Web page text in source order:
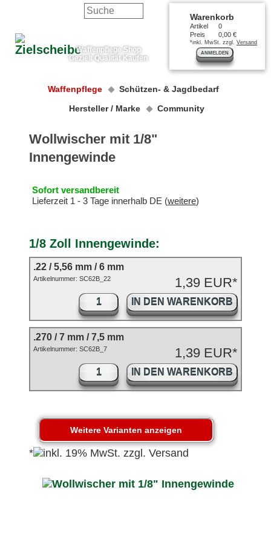
Waffenpflege Shop
Gezielt Qualität Kaufen
Warenkorb
Artikel
0
Preis
0,00 €
*inkl. MwSt. zzgl. Versand
ANMELDEN
Waffenpflege
Schützen- & Jagdbedarf
Hersteller / Marke
Community
Wollwischer mit 1/8"
Innengewinde
Sofort versandbereit
Lieferzeit 1 - 3 Tage innerhalb DE (weitere)
1/8 Zoll Innengewinde:
.22 / 5,56 mm / 6 mm
1,39 EUR*
Artikelnummer: SC62B_22
IN DEN WARENKORB
.270 / 7 mm / 7,5 mm
1,39 EUR*
Artikelnummer: SC62B_7
IN DEN WARENKORB
*